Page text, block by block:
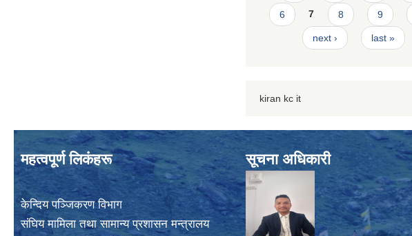
6 7 8 9
next › last »
kiran kc it
महत्वपूर्ण लिकंहरू
केन्दिय पञ्जिकरण विभाग
संघिय मामिला तथा सामान्य प्रशासन मन्त्रालय
सूचना अधिकारी